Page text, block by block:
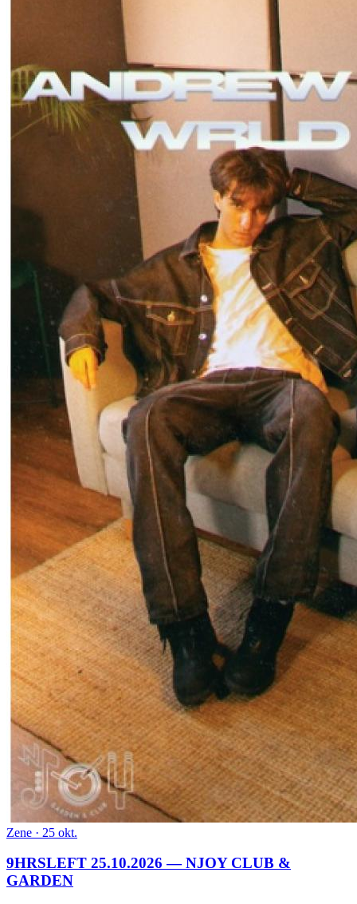
Zene · 25 okt.
9HRSLEFT 25.10.2026 — NJOY CLUB &
GARDEN